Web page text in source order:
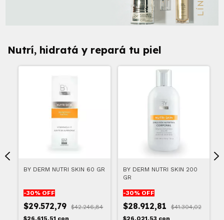
Nutrí, hidratá y repará tu piel
BY DERM NUTRI SKIN 60 GR
-30% OFF
$29.572,79
$42.246,84
$26.615,51 con
BY DERM NUTRI SKIN 200
GR
-30% OFF
$28.912,81
$41.304,02
$26.021,53 con